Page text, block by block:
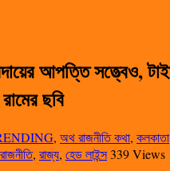
আপত্তি সত্ত্বেও,
ছবি
, অথ রাজনীতি কথা, কলকাতা
রাজনীতি, রাজ্য, হেড লাইন্স339 Views